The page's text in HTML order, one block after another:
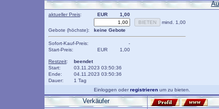
aktueller Preis: EUR
1,00
mind. 1,00
Gebote (höchste):
keine Gebote
Sofort-Kauf-Preis:
-
Start-Preis:
EUR 1,00
Restzeit:
beendet
Start:
03.11.2023 03:50:36
Ende:
04.11.2023 03:50:36
Dauer:
1 Tag
Einloggen oderregistrierenum zu bieten.
Verkäufer